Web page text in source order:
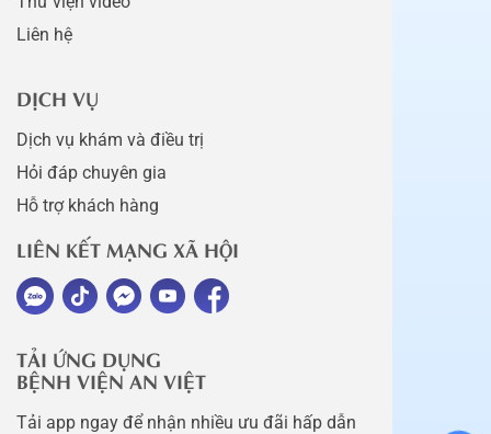
Liên hệ
DỊCH VỤ
Dịch vụ khám và điều trị
Hỏi đáp chuyên gia
Hỗ trợ khách hàng
LIÊN KẾT MẠNG XÃ HỘI
TẢI ỨNG DỤNG
BỆNH VIỆN AN VIỆT
Tải app ngay để nhận nhiều ưu đãi hấp dẫn